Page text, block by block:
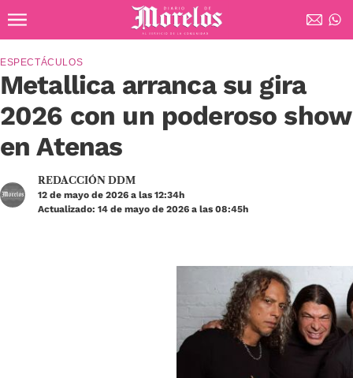
Diario de Morelos
Metallica arranca su gira
2026 con un poderoso show
en Atenas
ESPECTÁCULOS
REDACCIÓN DDM
12 de mayo de 2026 a las 12:34h
Actualizado: 14 de mayo de 2026 a las 08:45h